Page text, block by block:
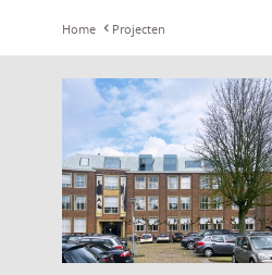
Home Projecten
EICAS Museum in het
Hegius Gymnasium
Deventer